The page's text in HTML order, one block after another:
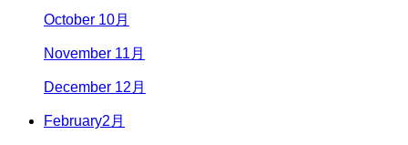
October 10月
November 11月
December 12月
February2月